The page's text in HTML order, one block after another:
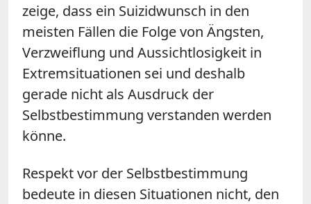
zeige, dass ein Suizidwunsch in den
meisten Fällen die Folge von Ängsten,
Verzweiflung und Aussichtlosigkeit in
Extremsituationen sei und deshalb
gerade nicht als Ausdruck der
Selbstbestimmung verstanden werden
könne.
Respekt vor der Selbstbestimmung
bedeute in diesen Situationen nicht, den